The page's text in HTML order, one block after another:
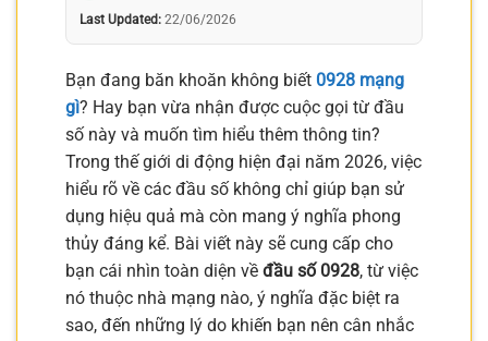
Last Updated: 22/06/2026
Bạn đang băn khoăn không biết 0928 mạng
gì? Hay bạn vừa nhận được cuộc gọi từ đầu
số này và muốn tìm hiểu thêm thông tin?
Trong thế giới di động hiện đại năm 2026, việc
hiểu rõ về các đầu số không chỉ giúp bạn sử
dụng hiệu quả mà còn mang ý nghĩa phong
thủy đáng kể. Bài viết này sẽ cung cấp cho
bạn cái nhìn toàn diện về đầu số 0928, từ việc
nó thuộc nhà mạng nào, ý nghĩa đặc biệt ra
sao, đến những lý do khiến bạn nên cân nhắc